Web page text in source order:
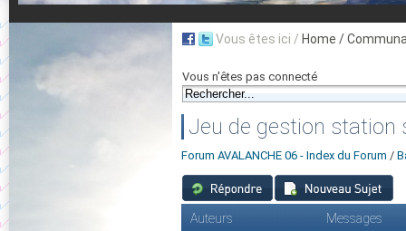
Vous êtes ici / Home /
Vous n'êtes pas connecté
Jeu de gestion station
Forum AVALANCHE 06 - Index du Forum /
Auteurs Messages